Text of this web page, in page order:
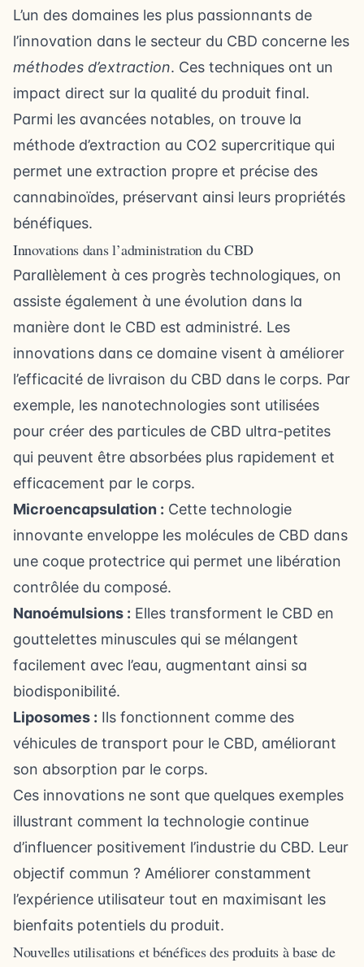
L’un des domaines les plus passionnants de
l’innovation dans le secteur du CBD concerne les
méthodes d’extraction. Ces techniques ont un
impact direct sur la qualité du produit final.
Parmi les avancées notables, on trouve la
méthode d’extraction au CO2 supercritique qui
permet une extraction propre et précise des
cannabinoïdes, préservant ainsi leurs propriétés
bénéfiques.
Innovations dans l’administration du CBD
Parallèlement à ces progrès technologiques, on
assiste également à une évolution dans la
manière dont le CBD est administré. Les
innovations dans ce domaine visent à améliorer
l’efficacité de livraison du CBD dans le corps. Par
exemple, les nanotechnologies sont utilisées
pour créer des particules de CBD ultra-petites
qui peuvent être absorbées plus rapidement et
efficacement par le corps.
Microencapsulation : Cette technologie
innovante enveloppe les molécules de CBD dans
une coque protectrice qui permet une libération
contrôlée du composé.
Nanoémulsions : Elles transforment le CBD en
gouttelettes minuscules qui se mélangent
facilement avec l’eau, augmentant ainsi sa
biodisponibilité.
Liposomes : Ils fonctionnent comme des
véhicules de transport pour le CBD, améliorant
son absorption par le corps.
Ces innovations ne sont que quelques exemples
illustrant comment la technologie continue
d’influencer positivement l’industrie du CBD. Leur
objectif commun ? Améliorer constamment
l’expérience utilisateur tout en maximisant les
bienfaits potentiels du produit.
Nouvelles utilisations et bénéfices des produits à base de